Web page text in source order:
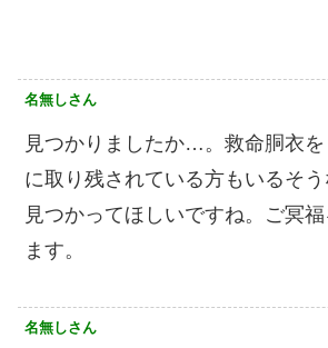
名無しさん
見つかりましたか…。救命胴衣
に取り残されている方もいるそ
見つかってほしいですね。ご冥
ます。
名無しさん